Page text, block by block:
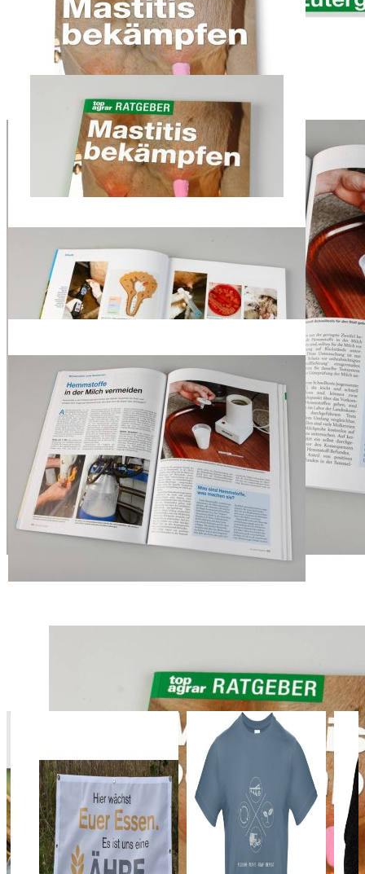
Mastitis bekämpfen
top agrar Ratgeber.
inkl. MwSt.
Zum Warenkorb hinzufügen
Zur Wunschliste hinzufügen
Sofort lieferbar
Mastitis ist eine besonders häufig vorkommende Eutererkrankung,
die vielen Betrieben schwer zu schaffen macht und oft zu enormen
Verlusten führt.
Berater und Tierärzte fassen in diesem top agrar-Ratgeber das
aktuelle Wissen rund um das Thema Eutergesundheit zusammen.
Anschaulich und prägnant schildern sie auf rund 120 Seiten, wie
eine Mastitis frühzeitig erkannt und bestmöglich behandelt werden
Zudem erhalten die Leser nützliche Tipps und Tricks zur
Vorbeugung der Krankheit. Zahlreiche Praxisreportagen runden den
Euterentzündungen nerven: Sie machen Arbeit, kosten Geld und
schaden dem Image der Milch-Branche. Schon eine Mastitis-Kuh
stört den Betriebsablauf: Sie müssen das Tier möglicherweise
separieren, auf jeden Fall gesondert melken, behandeln, beobachten
und aufpäppeln. Das kostet viel Zeit. Doch Zeit ist ein knappes Gut
auf Milchviehbetrieben. Mastitis verschärft somit die
Arbeitsbelastung.
Zudem kostet sie Geld. Die Kosten einer Eutererkrankung
summieren sich schnell auf über 400 € - ein Schaden von mehreren
hundert Millionen Euro pro Jahr in Deutschland. Dabei macht die
verringerte Milchmenge über die Hälfte des Schadens aus, die
höheren Remontierungskosten aufgrund vermehrter Abgänge über
ein Drittel. Auf den Tierarzt und die Medikamente entfällt nur ein
das aktuelle Wissen zur Eutergesundheit zusammengefasst -
Nerven nicht über Gebühr strapaziert. Und Sie tun etwas Gutes fürs
Image und Ihren Geldbeutel. In diesem Sinne - viel Erfolg!
Das könnte Ihnen auch gefallen